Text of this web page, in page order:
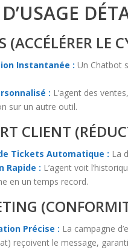
(ACCÉLÉRER LE
Instantanée : Un Chatbot
: L’agent des
sur un autre outil.
CLIENT
Tickets Automatique : La
Rapide : L’agent voit
en un temps record.
Précise : La campagne
reçoivent le message,